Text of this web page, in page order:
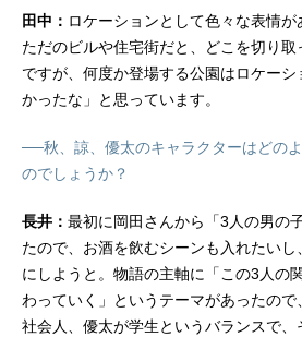
田中： ロケーションとして色々な表情が
ただのビルや住宅街だと、どこを切り
ですが、何度か登場する公園はロケー
かったな」と思っています。
──秋、諒、優太のキャラクターはどの
のでしょうか？
長井： 最初に岡田さんから「3人の男の
たので、お酒を飲むシーンも入れたい
にしようと。物語の主軸に「この3人の
わっていく」というテーマがあったの
社会人、優太が学生というバランスで